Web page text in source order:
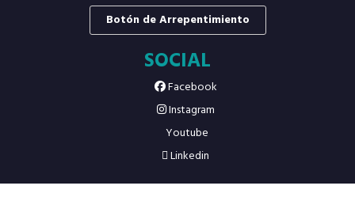
Botón de Arrepentimiento
SOCIAL
Facebook
Instagram
Youtube
Linkedin